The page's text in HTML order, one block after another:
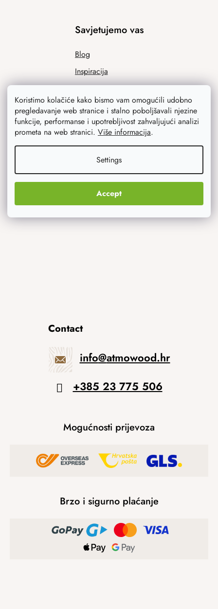
Koristimo kolačiće kako bismo vam omogućili udobno
pregledavanje web stranice i stalno poboljšavali njezine
funkcije, performanse i upotrebljivost zahvaljujući analizi
prometa na web stranici. Više informacija.
Settings
Accept
Savjetujemo vas
Blog
Inspiracija
Ono što vas najviše zanima
Originalni pokloni
Contact
info@atmowood.hr
+385 23 775 506
Mogućnosti prijevoza
Brzo i sigurno plaćanje